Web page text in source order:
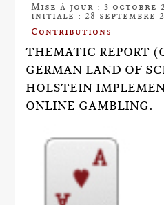
Mise à jour : 3 octobre
initiale : 28 septembre
Contributions
THEMATIC REPORT
GERMAN LAND OF
HOLSTEIN
ONLINE GAMBLING.